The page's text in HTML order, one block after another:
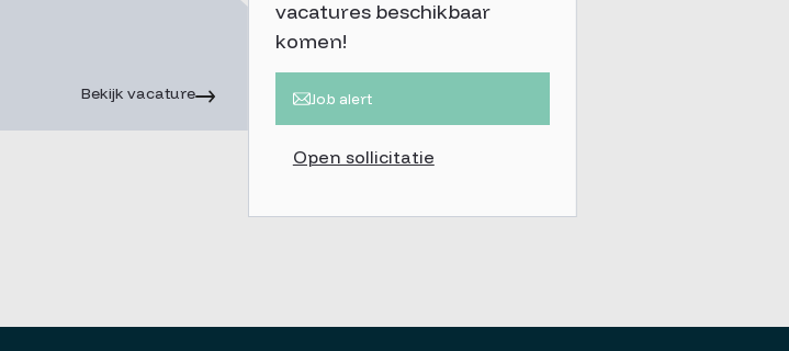
Bekijk vacature
vacatures beschikbaar
komen!
Job alert
Open sollicitatie